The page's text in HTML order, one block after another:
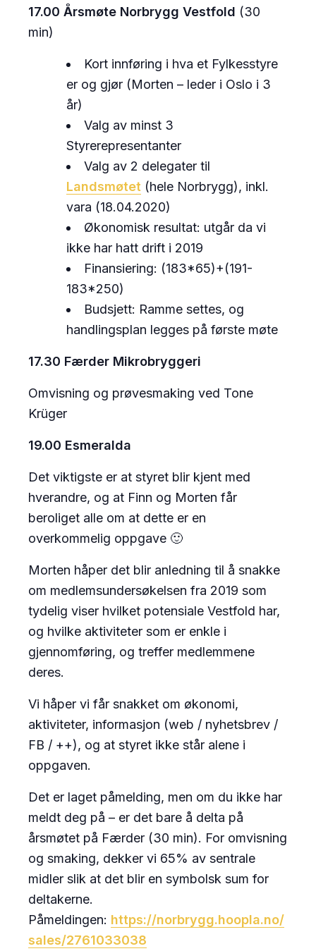
17.00 Årsmøte Norbrygg Vestfold (30
min)
Kort innføring i hva et Fylkesstyre
er og gjør (Morten – leder i Oslo i 3
år)
Valg av minst 3
Styrerepresentanter
Valg av 2 delegater til
Landsmøtet (hele Norbrygg), inkl.
vara (18.04.2020)
Økonomisk resultat: utgår da vi
ikke har hatt drift i 2019
Finansiering: (183*65)+(191-
183*250)
Budsjett: Ramme settes, og
handlingsplan legges på første møte
17.30 Færder Mikrobryggeri
Omvisning og prøvesmaking ved Tone
Krüger
19.00 Esmeralda
Det viktigste er at styret blir kjent med
hverandre, og at Finn og Morten får
beroliget alle om at dette er en
overkommelig oppgave 🙂
Morten håper det blir anledning til å snakke
om medlemsundersøkelsen fra 2019 som
tydelig viser hvilket potensiale Vestfold har,
og hvilke aktiviteter som er enkle i
gjennomføring, og treffer medlemmene
deres.
Vi håper vi får snakket om økonomi,
aktiviteter, informasjon (web / nyhetsbrev /
FB / ++), og at styret ikke står alene i
oppgaven.
Det er laget påmelding, men om du ikke har
meldt deg på – er det bare å delta på
årsmøtet på Færder (30 min). For omvisning
og smaking, dekker vi 65% av sentrale
midler slik at det blir en symbolsk sum for
deltakerne.
Påmeldingen: https://norbrygg.hoopla.no/
sales/2761033038